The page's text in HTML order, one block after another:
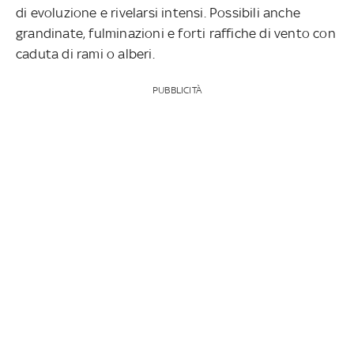
di evoluzione e rivelarsi intensi. Possibili anche
grandinate, fulminazioni e forti raffiche di vento con
caduta di rami o alberi.
PUBBLICITÀ